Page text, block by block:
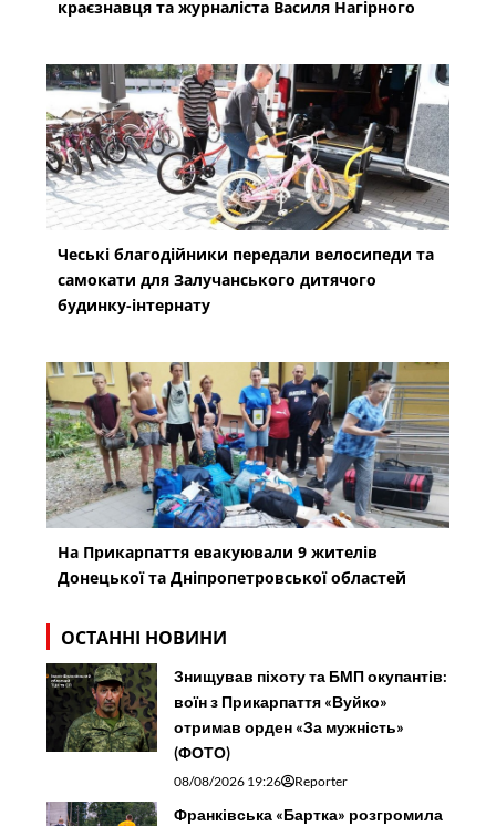
краєзнавця та журналіста Василя Нагірного
Чеські благодійники передали велосипеди та
самокати для Залучанського дитячого
будинку-інтернату
На Прикарпаття евакуювали 9 жителів
Донецької та Дніпропетровської областей
ОСТАННІ НОВИНИ
Знищував піхоту та БМП окупантів:
воїн з Прикарпаття «Вуйко»
отримав орден «За мужність»
(ФОТО)
08/08/2026 19:26 Reporter
Франківська «Бартка» розгромила